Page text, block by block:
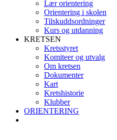
Lær orientering
Orientering i skolen
Tilskuddsordninger
Kurs og utdanning
KRETSEN
Kretsstyret
Komiteer og utvalg
Om kretsen
Dokumenter
Kart
Kretshistorie
Klubber
ORIENTERING